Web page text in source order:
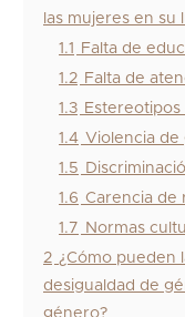
las mujeres en su
1.1
Falta de
1.2 Falta de
1.3
1.4 Violencia de
1.5
1.6 Carencia de
1.7
Normas
2 ¿Cómo pueden
desigualdad de
género?